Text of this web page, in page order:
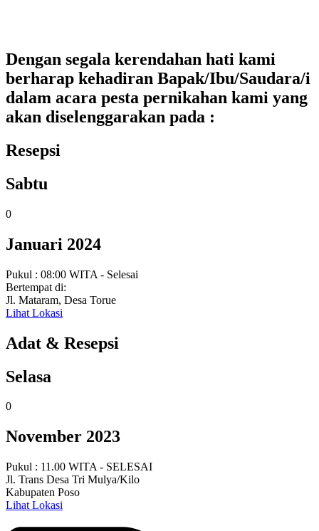
Dengan segala kerendahan hati kami
berharap kehadiran Bapak/Ibu/Saudara/i
dalam acara pesta pernikahan kami yang
akan diselenggarakan pada :
Resepsi
Sabtu
0
Januari 2024
Pukul : 08:00 WITA - Selesai
Bertempat di:
Jl. Mataram, Desa Torue
Lihat Lokasi
Adat & Resepsi
Selasa
0
November 2023
Pukul : 11.00 WITA - SELESAI
Jl. Trans Desa Tri Mulya/Kilo
Kabupaten Poso
Lihat Lokasi